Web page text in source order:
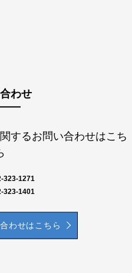
わせ
するお問い合わせはこち
323-1271
323-1401
わせはこちら